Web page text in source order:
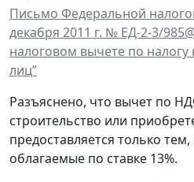
Письмо Федеральной
декабря 2011 г. № ЕД-2-3/
налоговом вычете по
лиц”
Разъяснено, что вычет по
строительство или
предоставляется только
облагаемые по ставке 13%.